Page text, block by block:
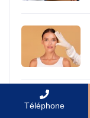
Téléphone